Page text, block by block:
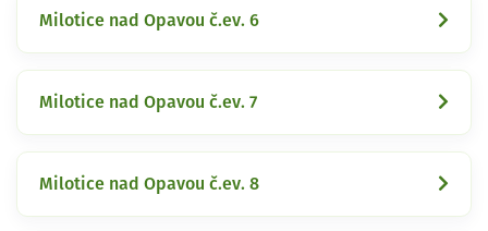
Milotice nad Opavou č.ev. 6
Milotice nad Opavou č.ev. 7
Milotice nad Opavou č.ev. 8